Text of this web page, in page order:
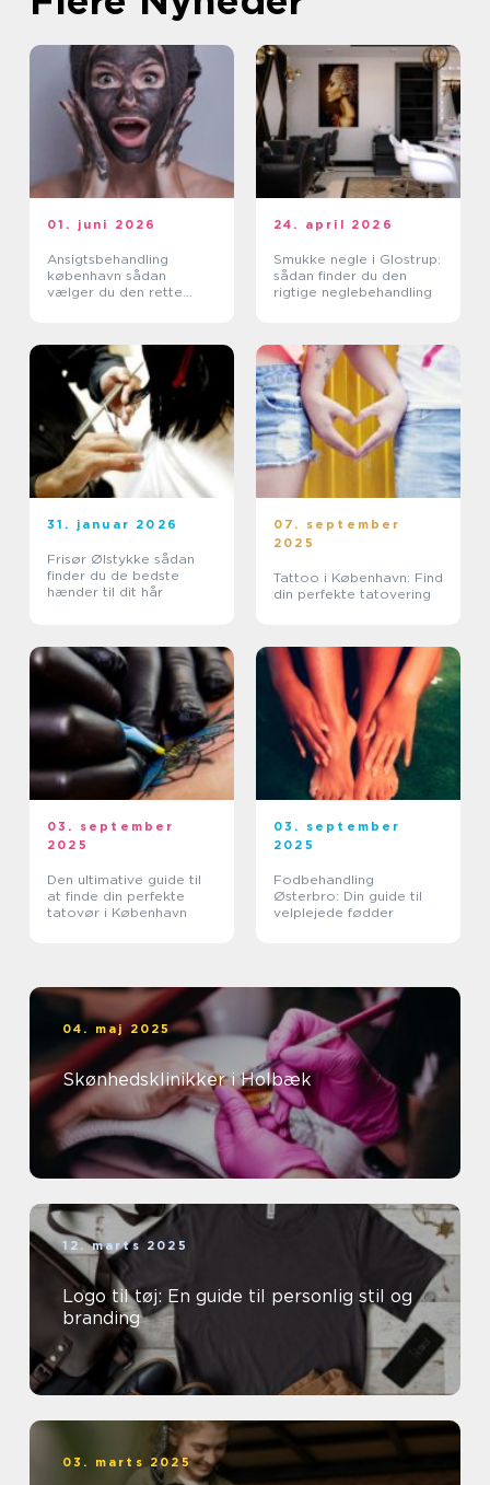
01. juni 2026
Ansigtsbehandling
københavn sådan
vælger du den rette
24. april 2026
Smukke negle i Glostrup:
sådan finder du den
rigtige neglebehandling
31. januar 2026
Frisør Ølstykke sådan
finder du de bedste
hænder til dit hår
07. september
2025
Tattoo i København: Find
din perfekte tatovering
03. september
2025
Den ultimative guide til
at finde din perfekte
tatovør i København
03. september
2025
Fodbehandling
Østerbro: Din guide til
velplejede fødder
04. maj 2025
Skønhedsklinikker i Holbæk
12. marts 2025
Logo til tøj: En guide til personlig stil og
branding
03. marts 2025